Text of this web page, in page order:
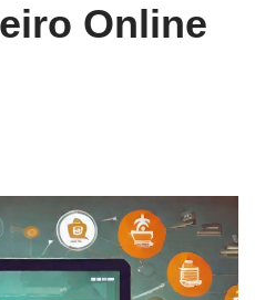
Online